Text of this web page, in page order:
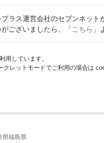
ラス運営会社のセブンネッ
ございましたら、「こちら 」
用しています。
レットモードでご利用の場合は
県福島県